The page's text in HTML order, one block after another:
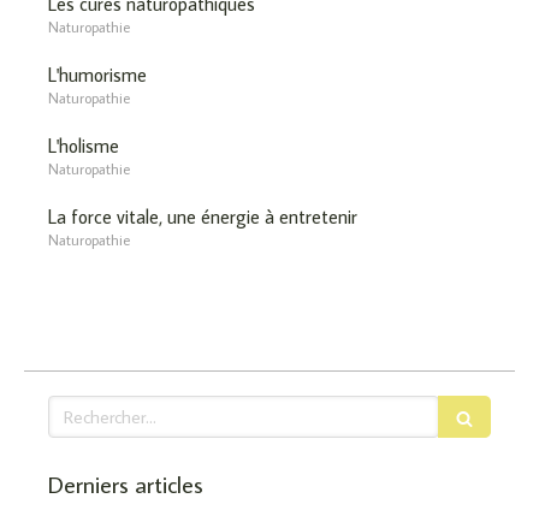
Naturopathie
L'humorisme
Naturopathie
L'holisme
Naturopathie
La force vitale, une énergie à entretenir
Naturopathie
Rechercher
Derniers articles